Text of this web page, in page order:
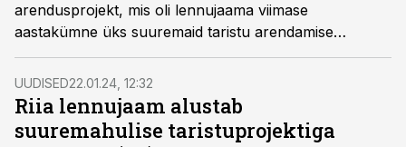
arendusprojekt, mis oli lennujaama viimase
aastakümne üks suuremaid taristu arendamise
investeerimisprojekte.
UUDISED22.01.24, 12:32
Riia lennujaam alustab
suuremahulise taristuprojektiga